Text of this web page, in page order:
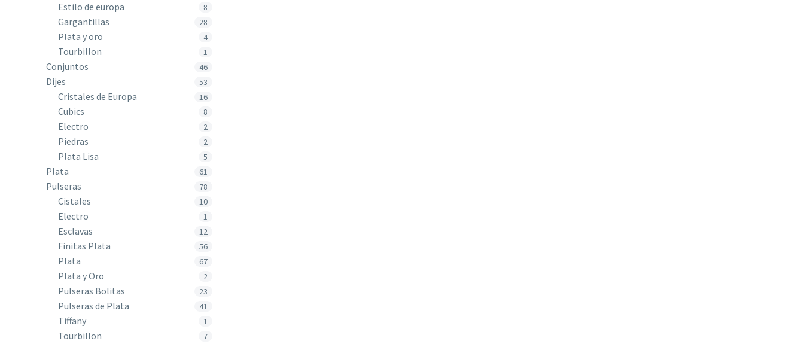
Estilo de europa 8
Gargantillas 28
Plata y oro 4
Tourbillon 1
Conjuntos 46
Dijes 53
Cristales de Europa 16
Cubics 8
Electro 2
Piedras 2
Plata Lisa 5
Plata 61
Pulseras 78
Cistales 10
Electro 1
Esclavas 12
Finitas Plata 56
Plata 67
Plata y Oro 2
Pulseras Bolitas 23
Pulseras de Plata 41
Tiffany 1
Tourbillon 7